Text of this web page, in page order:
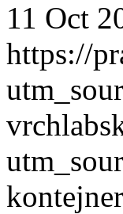
11 Oct
https://